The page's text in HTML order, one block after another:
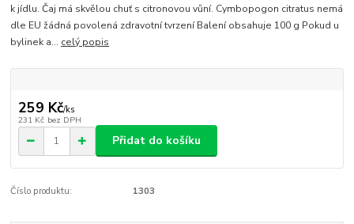
k jídlu. Čaj má skvělou chuť s citronovou vůní. Cymbopogon citratus nemá
dle EU žádná povolená zdravotní tvrzení Balení obsahuje 100 g Pokud u
bylinek a... celý popis
259 Kč/ks
231 Kč bez DPH
Přidat do košíku
Číslo produktu: 1303